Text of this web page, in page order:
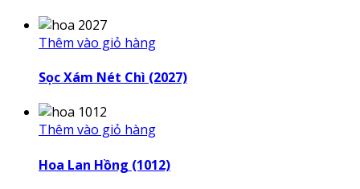
Thêm vào giỏ hàng
Sọc Xám Nét Chì (2027)
Thêm vào giỏ hàng
Hoa Lan Hồng (1012)